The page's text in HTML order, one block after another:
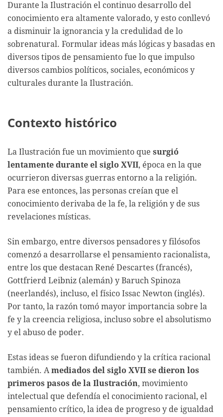
Durante la Ilustración el continuo desarrollo del
conocimiento era altamente valorado, y esto conllevó
a disminuir la ignorancia y la credulidad de lo
sobrenatural. Formular ideas más lógicas y basadas en
diversos tipos de pensamiento fue lo que impulso
diversos cambios políticos, sociales, económicos y
culturales durante la Ilustración.
Contexto histórico
La Ilustración fue un movimiento que surgió
lentamente durante el siglo XVII, época en la que
ocurrieron diversas guerras entorno a la religión.
Para ese entonces, las personas creían que el
conocimiento derivaba de la fe, la religión y de sus
revelaciones místicas.
Sin embargo, entre diversos pensadores y filósofos
comenzó a desarrollarse el pensamiento racionalista,
entre los que destacan René Descartes (francés),
Gottfrierd Leibniz (alemán) y Baruch Spinoza
(neerlandés), incluso, el físico Issac Newton (inglés).
Por tanto, la razón tomó mayor importancia sobre la
fe y la creencia religiosa, incluso sobre el absolutismo
y el abuso de poder.
Estas ideas se fueron difundiendo y la crítica racional
también. Amediados del siglo XVII se dieron los
primeros pasos de la Ilustración, movimiento
intelectual que defendía el conocimiento racional, el
pensamiento crítico, la idea de progreso y de igualdad